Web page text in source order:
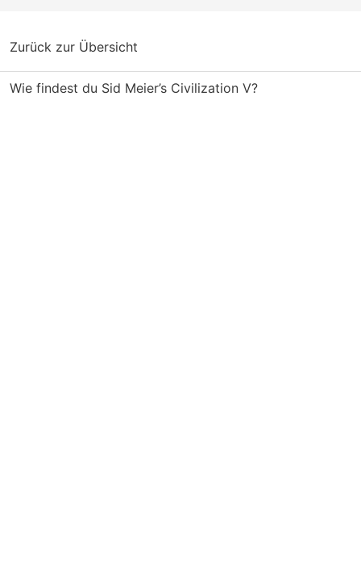
Zurück zur Übersicht
Wie findest du Sid Meier’s Civilization V?